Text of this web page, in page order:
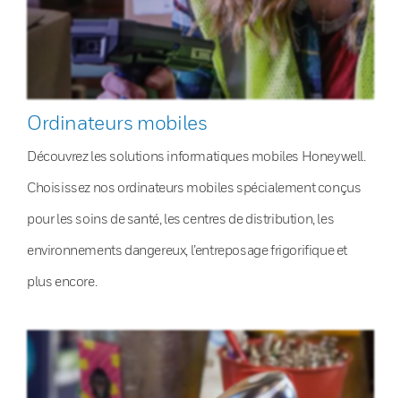
Ordinateurs mobiles
Découvrez les solutions informatiques mobiles Honeywell.
Choisissez nos ordinateurs mobiles spécialement conçus
pour les soins de santé, les centres de distribution, les
environnements dangereux, l’entreposage frigorifique et
plus encore.